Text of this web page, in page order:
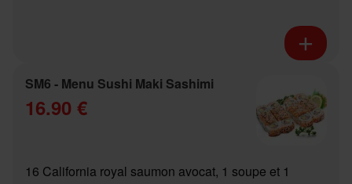
SM6 - Menu Sushi Maki Sashimi
16.90 €
16 California royal saumon avocat, 1 soupe et 1